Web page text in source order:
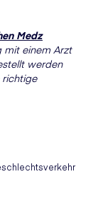
Medz
mit einem Arzt
werden
richtige